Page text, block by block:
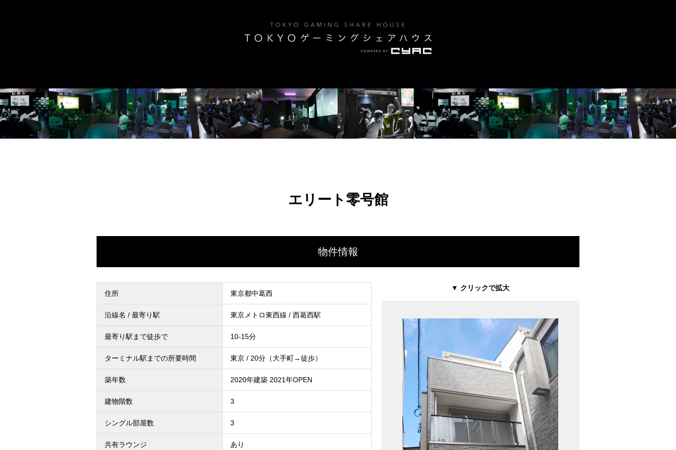
エリート零号館
物件情報
住所 東京都中葛西
沿線名 / 最寄り駅 東京メトロ東西線 / 西葛西駅
最寄り駅まで徒歩で 10-15分
ターミナル駅までの所要時間 東京 / 20分（大手町→徒歩）
築年数 2020年建築 2021年OPEN
建物階数 3
シングル部屋数 3
共有ラウンジ あり
▼ クリックで拡大